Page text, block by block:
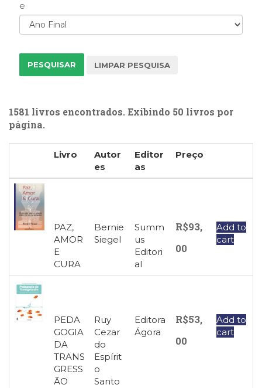
Educação
(278)
Fonoaudiologia
(54)
terapia
Jornalismo
(57)
LGBTQIA+
(66)
Literatura
Erótica
Literatura,
Ficção,
Ensaios
(69)
Obras
referência
(Programação
e
1581 livros encontrados. Exibindo 50 livros por
página.
Livro
Autor
es
Editor
as
Preço
PAZ,
AMOR
E
CURA
Bernie
Siegel
Summ
us
Editori
al
R$93,
00
Add to
cart
PEDA
GOGIA
DA
TRANS
GRESS
ÃO
Ruy
Cezar
do
Espírit
o
Santo
Editora
Ágora
R$53,
00
Add to
cart